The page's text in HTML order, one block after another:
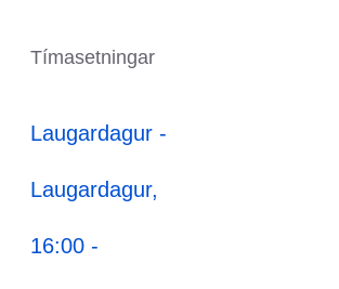
Tímasetningar
Laugardagur -
Laugardagur,
16:00 -